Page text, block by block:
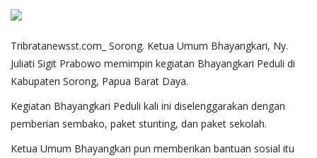
Mitra Polisi
Jurnal Kamtibmas
Tribratanewsst.com_ Sorong. Ketua Umum Bhayangkari, Ny.
Juliati Sigit Prabowo memimpin kegiatan Bhayangkari Peduli di
Kabupaten Sorong, Papua Barat Daya.
Kegiatan Bhayangkari Peduli kali ini diselenggarakan dengan
pemberian sembako, paket stunting, dan paket sekolah.
Ketua Umum Bhayangkari pun memberikan bantuan sosial itu